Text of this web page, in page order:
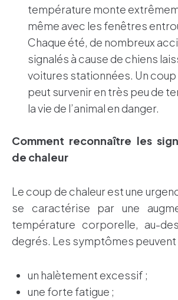
température monte
même avec les fenêtres
Chaque été, de nombreux
signalés à cause de chiens
voitures stationnées. Un coup
peut survenir en très peu de
la vie de l’animal en danger.
Comment reconnaître les
de chaleur
Le coup de chaleur est une
se caractérise par une
température corporelle, au-
degrés. Les symptômes peuvent
un halètement excessif ;
une forte fatigue ;